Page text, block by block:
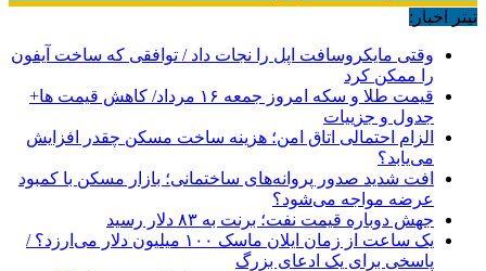
تیتر اخبار:
وقتی مایکروسافت اپل را نجات داد / توافقی که ساخت آیفون
را ممکن کرد
قیمت طلا و سکه امروز جمعه ۱۶ مرداد/ کاهش قیمت ها+
جدول و جزییات
الزام احتمالی اتاق امن؛ هزینه ساخت مسکن چقدر افزایش
می‌یابد؟
افت شدید صدور پروانه‌های ساختمانی؛ بازار مسکن با کمبود
عرضه مواجه می‌شود؟
جهش دوباره قیمت نفت؛ برنت به ۸۳ دلار رسید
یک ساعت از زمان ایلان ماسک ۱۰۰ میلیون دلار می‌ارزد؟ /
پاسخی برای یک ادعای بزرگ